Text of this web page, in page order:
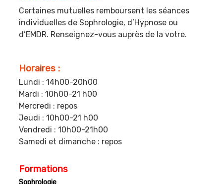
Certaines mutuelles remboursent les séances
individuelles de Sophrologie, d’Hypnose ou
d’EMDR. Renseignez-vous auprès de la votre.
Horaires :
Lundi : 14h00-20h00
Mardi : 10h00-21 h00
Mercredi : repos
Jeudi : 10h00-21 h00
Vendredi : 10h00-21h00
Samedi et dimanche : repos
Formations
Sophrologie